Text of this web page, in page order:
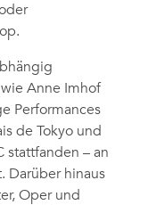
Anne Imhof
Performances
de Tokyo und
stattfanden – an
Darüber hinaus
Oper und